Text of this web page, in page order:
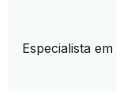
Especialista